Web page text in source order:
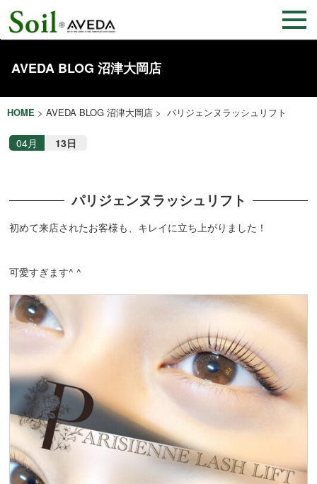
AVEDA BLOG 沼津大岡店
HOME > AVEDA BLOG 沼津大岡店 > パリジェンヌラッシュリフト
04月 13日
パリジェンヌラッシュリフト
初めて来店されたお客様も、キレイに立ち上がりました！
可愛すぎます^ ^